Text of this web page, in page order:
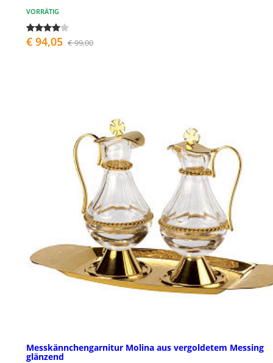
VORRÄTIG
€ 94,05 € 99,00
Messkännchengarnitur Molina aus vergoldetem Messing
glänzend